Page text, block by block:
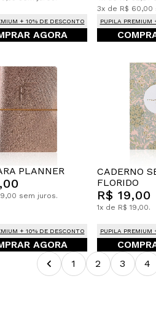
+ 10% DE DESCONTO
AGORA
3x de R$ 60,00
PUPILA PREMIUM
PLANNER
sem juros.
+ 10% DE DESCONTO
AGORA
CADERNO
FLORIDO
R$ 19,00
1x de R$ 19,00.
PUPILA PREMIUM
1
2 3 4